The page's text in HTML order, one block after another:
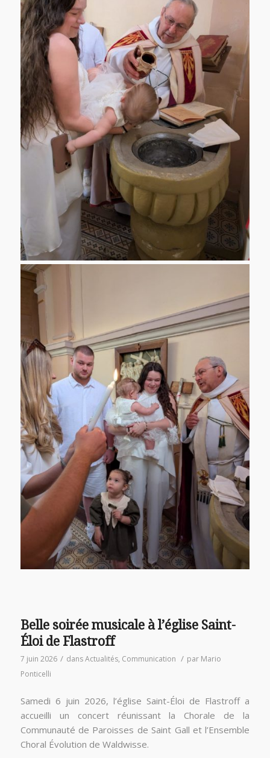
Belle soirée musicale à l’église Saint-
Éloi de Flastroff
7 juin 2026 / dansActualités, Communication / par Mario
Ponticelli
Samedi 6 juin 2026, l’église Saint-Éloi de Flastroff a
accueilli un concert réunissant la Chorale de la
Communauté de Paroisses de Saint Gall et l’Ensemble
Choral Évolution de Waldwisse.